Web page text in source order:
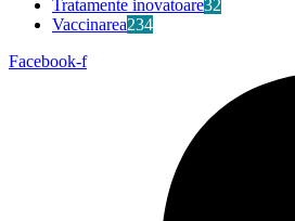
Tratamente inovatoare32
Vaccinarea234
Facebook-f